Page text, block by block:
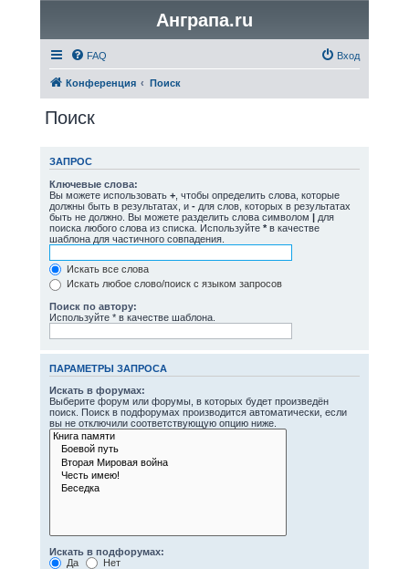
Анграпа.ru
FAQ Вход
Конференция Поиск
Поиск
ЗАПРОС
Ключевые слова:
Вы можете использовать +, чтобы определить слова, которые
должны быть в результатах, и -для слов, которых в результатах
быть не должно. Вы можете разделить слова символом |для
поиска любого слова из списка. Используйте *в качестве
шаблона для частичного совпадения.
Искать все слова
Искать любое слово/поиск с языком запросов
Поиск по автору:
Используйте * в качестве шаблона.
ПАРАМЕТРЫ ЗАПРОСА
Искать в форумах:
Выберите форум или форумы, в которых будет произведён
поиск. Поиск в подфорумах производится автоматически, если
вы не отключили соответствующую опцию ниже.
Искать в подфорумах:
Да
Нет